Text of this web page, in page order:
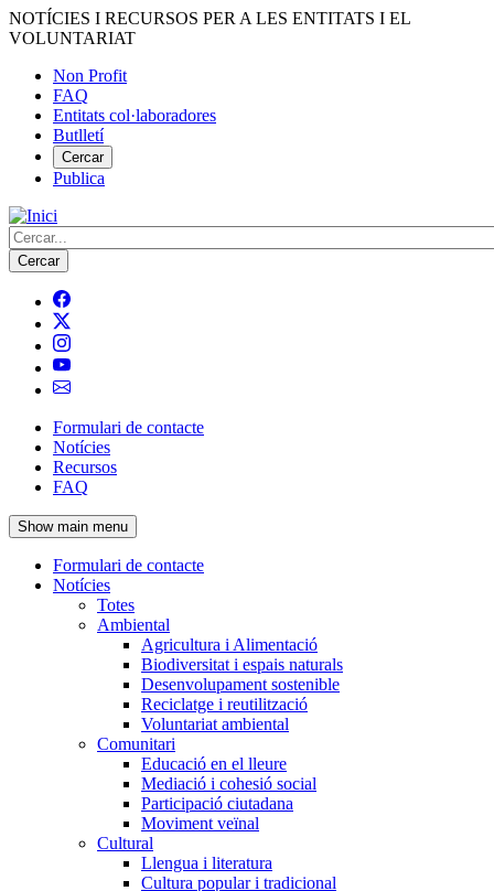
Vés
al
NOTÍCIES I RECURSOS PER A LES ENTITATS I EL
VOLUNTARIAT
Menú
del
compte
d'usuari
Non Profit
FAQ
Entitats col·laboradores
Butlletí
Cercar
Publica
Cerca
Navegació
principal
de
l'encapçalament
Formulari de contacte
Notícies
Recursos
FAQ
Show main menu
Navegació
principal
Formulari de contacte
Notícies
Totes
Ambiental
Agricultura i Alimentació
Biodiversitat i espais naturals
Desenvolupament sostenible
Reciclatge i reutilització
Voluntariat ambiental
Comunitari
Educació en el lleure
Mediació i cohesió social
Participació ciutadana
Moviment veïnal
Cultural
Llengua i literatura
Cultura popular i tradicional